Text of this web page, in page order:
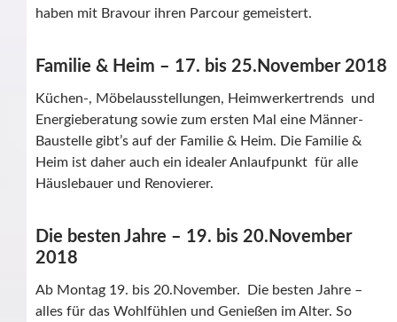
haben mit Bravour ihren Parcour gemeistert.
Familie & Heim – 17. bis 25.November 2018
Küchen-, Möbelausstellungen, Heimwerkertrends und
Energieberatung sowie zum ersten Mal eine Männer-
Baustelle gibt’s auf der Familie & Heim. Die Familie &
Heim ist daher auch ein idealer Anlaufpunkt für alle
Häuslebauer und Renovierer.
Die besten Jahre – 19. bis 20.November
2018
Ab Montag 19. bis 20.November. Die besten Jahre –
alles für das Wohlfühlen und Genießen im Alter. So